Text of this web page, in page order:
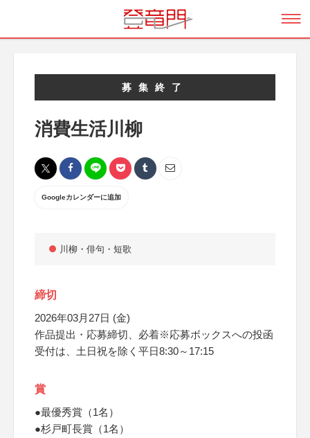
募集終了
消費生活川柳
Googleカレンダーに追加
川柳・俳句・短歌
締切
2026年03月27日 (金)
作品提出・応募締切、必着※応募ボックスへの投函
受付は、土日祝を除く平日8:30～17:15
賞
●最優秀賞（1名）
●杉戸町長賞（1名）